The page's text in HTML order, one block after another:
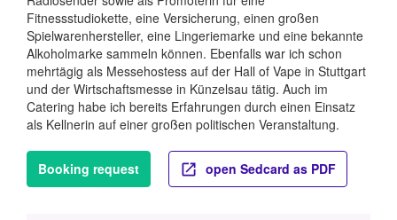
Fitnessstudiokette, eine Versicherung, einen großen
Spielwarenhersteller, eine Lingeriemarke und eine bekannte
Alkoholmarke sammeln können. Ebenfalls war ich schon
mehrtägig als Messehostess auf der Hall of Vape in Stuttgart
und der Wirtschaftsmesse in Künzelsau tätig. Auch im
Catering habe ich bereits Erfahrungen durch einen Einsatz
als Kellnerin auf einer großen politischen Veranstaltung.
Booking request open Sedcard as PDF